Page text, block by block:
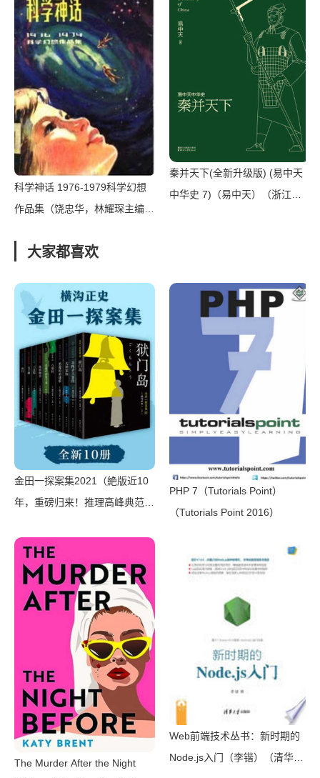
科学神话 1976-1979科学幻想
作品集（饶忠华，林耀琛主编）
秦并天下(全新升级版) (易中天
中华史 7)（易中天）（浙江文
大家都喜欢
金田一探案集2021（絶版近10
年，重磅归来！推理高峰典范，
骇悬念+诡秘人性，入坑推理佳
选，一套10本过足瘾！精美和
风装帧，日本系列销量超5500
万册）（横沟正史）（壹页科技
PHP 7（Tutorials Point）
（Tutorials Point 2016）
The Murder After the Night
Web前端技术丛书：新时期的
Node.js入门（李锴）（清华大